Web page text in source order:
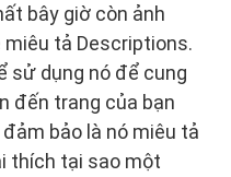
bây giờ còn ảnh
miêu tả Descriptions.
sử dụng nó để cung
đến trang của bạn
bảo là nó miêu tả
thích tại sao một